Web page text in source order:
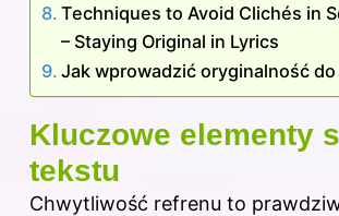
Techniques to Avoid Clichés in
– Staying Original in Lyrics
Jak wprowadzić oryginalność
Kluczowe elementy
tekstu
Chwytliwość refrenu to